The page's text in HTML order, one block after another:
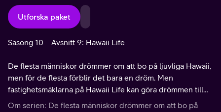
Utforska paket
Säsong 10 Avsnitt 9: Hawaii Life
De flesta människor drömmer om att bo på ljuvliga Hawaii,
men för de flesta förblir det bara en dröm. Men
fastighetsmäklarna på Hawaii Life kan göra drömmen till
verklighet för alla.
Om serien: De flesta människor drömmer om att bo på